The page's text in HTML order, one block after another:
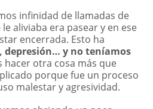
infinidad de llamadas de
aliviaba era pasear y en ese
encerrada. Esto ha
depresión… y no teníamos
hacer otra cosa más que
porque fue un proceso
malestar y agresividad.